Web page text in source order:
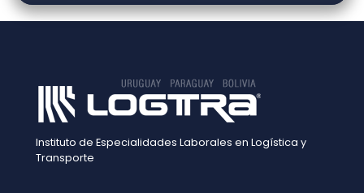
Instituto de Especialidades Laborales en Logística y
Transporte